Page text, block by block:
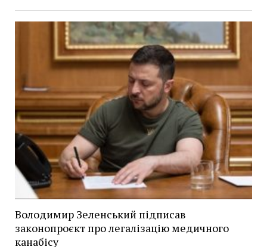
Володимир Зеленський підписав
законопроєкт про легалізацію медичного
канабісу